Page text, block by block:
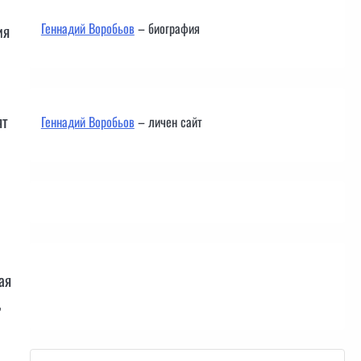
Геннадий Воробьов– биография
Геннадий Воробьов– личен сайт